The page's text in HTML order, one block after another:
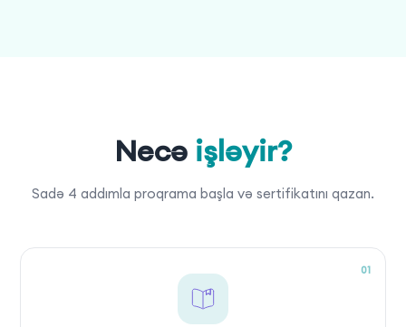
Necə işləyir?
Sadə 4 addımla proqrama başla və sertifikatını qazan.
01